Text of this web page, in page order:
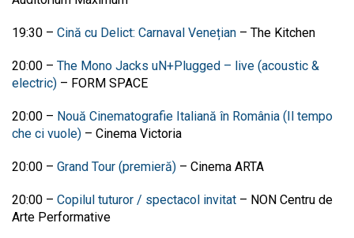
19:30 – Cină cu Delict: Carnaval Venețian – The Kitchen
20:00 – The Mono Jacks uN+Plugged – live (acoustic &
electric) – FORM SPACE
20:00 – Nouă Cinematografie Italiană în România (Il tempo
che ci vuole) – Cinema Victoria
20:00 – Grand Tour (premieră) – Cinema ARTA
20:00 – Copilul tuturor / spectacol invitat – NON Centru de
Arte Performative